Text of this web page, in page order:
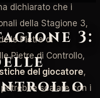
3:
dichiarato che i
della Stagione 3,
Pietre di
Pietre di Controllo,
del giocatore,
scalare con i